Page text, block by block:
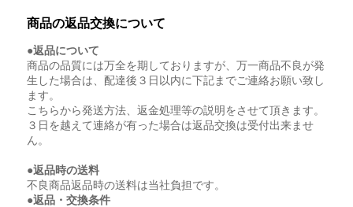
商品の返品交換について
●返品について
商品の品質には万全を期しておりますが、万一商品不良が発
生した場合は、配達後３日以内に下記までご連絡お願い致し
ます。
こちらから発送方法、返金処理等の説明をさせて頂きます。
３日を越えて連絡が有った場合は返品交換は受付出来ませ
ん。
●返品時の送料
不良商品返品時の送料は当社負担です。
●返品・交換条件